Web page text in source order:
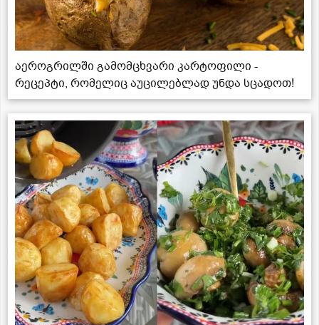
აეროგრილში გამომცხვარი კარტოფილი -
რეცეპტი, რომელიც აუცილებლად უნდა სცადოთ!